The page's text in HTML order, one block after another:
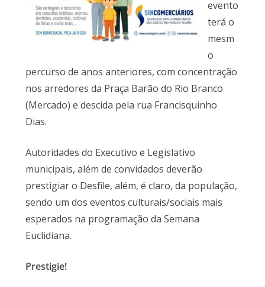
evento
terá o
mesm
o
percurso de anos anteriores, com concentração
nos arredores da Praça Barão do Rio Branco
(Mercado) e descida pela rua Francisquinho
Dias.
Autoridades do Executivo e Legislativo
municipais, além de convidados deverão
prestigiar o Desfile, além, é claro, da população,
sendo um dos eventos culturais/sociais mais
esperados na programação da Semana
Euclidiana.
Prestigie!